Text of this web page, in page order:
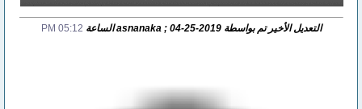
التعديل الأخير تم بواسطة asnanaka ; 04-25-2019 الساعة 05:12 PM